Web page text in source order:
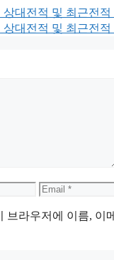
대전적 및 최근전적
대전적 및 최근전적
Email
브라우저에 이름, 이